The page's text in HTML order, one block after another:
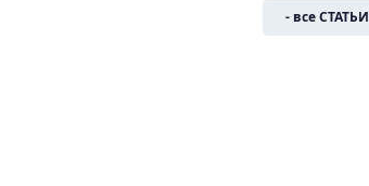
- все СТАТЬИ